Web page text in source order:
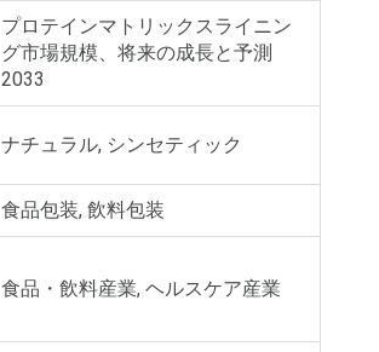
プロテインマトリックスライニン
グ市場規模、将来の成長と予測
2033
ナチュラル, シンセティック
食品包装, 飲料包装
食品・飲料産業, ヘルスケア産業